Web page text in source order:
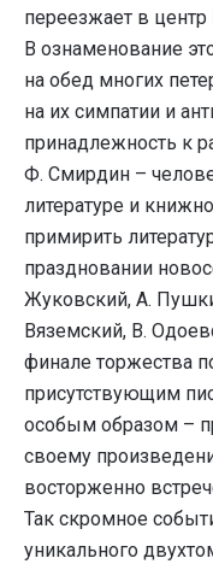
переезжает в центр
В ознаменование
на обед многих
на их симпатии и
принадлежность к
Ф. Смирдин –
литературе и
примирить
праздновании
Жуковский, А.
Вяземский, В.
финале торжества
присутствующим
особым образом –
своему
восторженно
Так скромное
уникального